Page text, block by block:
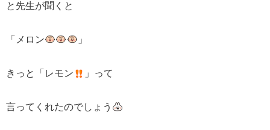
と先生が聞くと
「メロン 」
きっと「レモン 」って
言ってくれたのでしょう